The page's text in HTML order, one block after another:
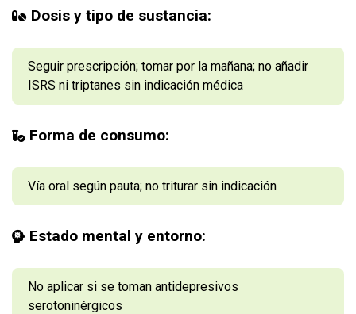
Dosis y tipo de sustancia:
Seguir prescripción; tomar por la mañana; no añadir
ISRS ni triptanes sin indicación médica
Forma de consumo:
Vía oral según pauta; no triturar sin indicación
Estado mental y entorno:
No aplicar si se toman antidepresivos
serotoninérgicos